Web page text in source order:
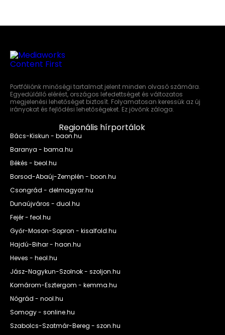
Portfóliónk minőségi tartalmat jelent minden olvasó számára.
Egyedülálló elérést, országos lefedettséget és változatos
megjelenési lehetőséget biztosít. Folyamatosan keressük az új
irányokat és fejlődési lehetőségeket. Ez jövőnk záloga.
Regionális hírportálok
Bács-Kiskun - baon.hu
Baranya - bama.hu
Békés - beol.hu
Borsod-Abaúj-Zemplén - boon.hu
Csongrád - delmagyar.hu
Dunaújváros - duol.hu
Fejér - feol.hu
Győr-Moson-Sopron - kisalfold.hu
Hajdú-Bihar - haon.hu
Heves - heol.hu
Jász-Nagykun-Szolnok - szoljon.hu
Komárom-Esztergom - kemma.hu
Nógrád - nool.hu
Somogy - sonline.hu
Szabolcs-Szatmár-Bereg - szon.hu